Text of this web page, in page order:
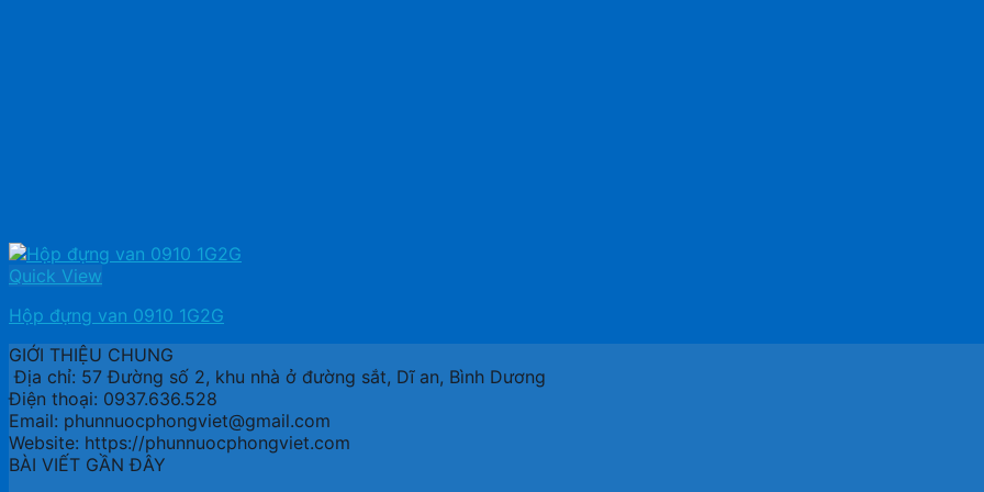
Quick View
Hộp đựng van 0910 1G2G
GIỚI THIỆU CHUNG
Địa chỉ: 57 Đường số 2, khu nhà ở đường sắt, Dĩ an, Bình Dương
Điện thoại: 0937.636.528
Email: phunnuocphongviet@gmail.com
Website: https://phunnuocphongviet.com
BÀI VIẾT GẦN ĐÂY